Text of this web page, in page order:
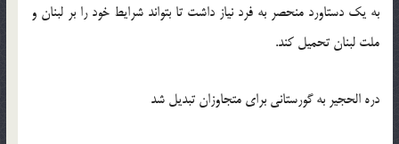
به یک دستاورد منحصر به فرد نیاز داشت تا بتواند شرایط خود را بر لبنان و
ملت لبنان تحمیل کند‬‎.
دره الحجیر به گورستانی برای متجاوزان تبدیل شد